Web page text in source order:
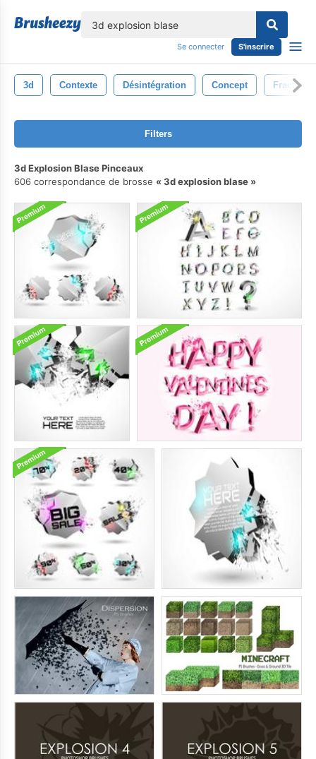
Se connecter S'inscrire
3d Contexte Désintégration Concept Fracturé
Filters
3d Explosion Blase Pinceaux
606 correspondance de brosse
3d explosion blase